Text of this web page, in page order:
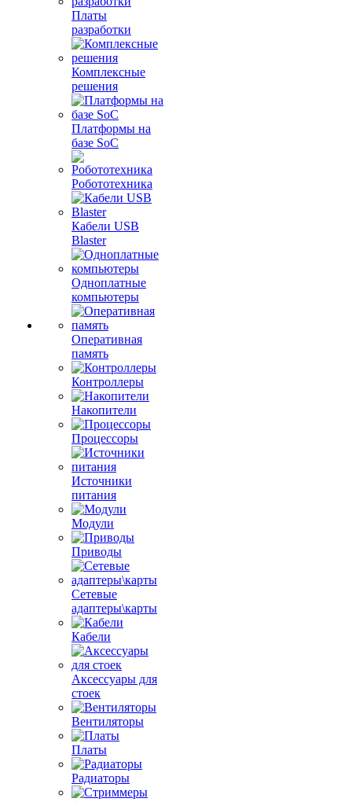
Платы
разработки
Комплексные
решения
Платформы на
базе SoC
Робототехника
Кабели USB
Blaster
Одноплатные
компьютеры
Оперативная
память
Контроллеры
Накопители
Процессоры
Источники
питания
Модули
Приводы
Сетевые
адаптеры\карты
Кабели
Аксессуары для
стоек
Вентиляторы
Платы
Радиаторы